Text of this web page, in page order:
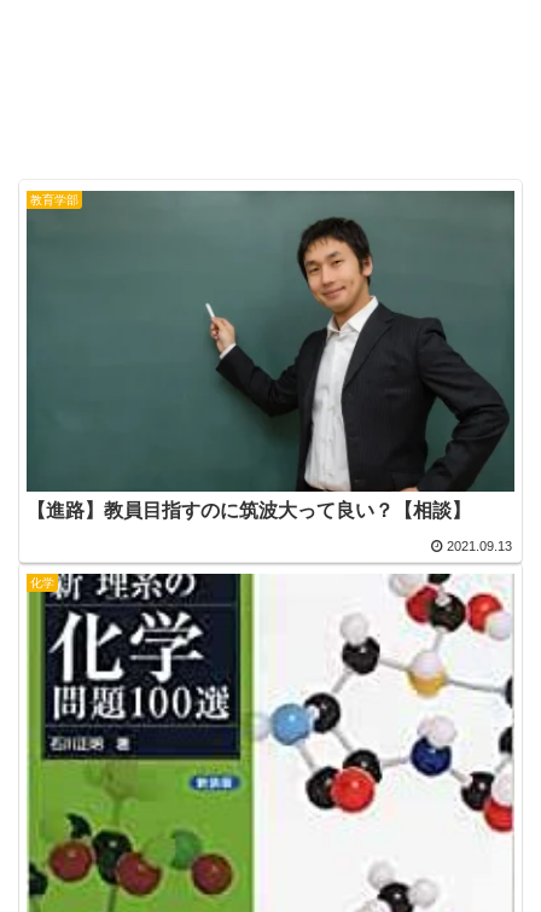
教育学部
【進路】教員目指すのに筑波大って良い？【相談】
2021.09.13
化学